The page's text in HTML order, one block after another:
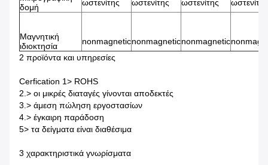
δομή
ωστενίτης ωστενίτης ωστενίτης ωστενίτης
Μαγνητική
ιδιοκτησία
nonmagneticnonmagneticnonmagnetic
2 προϊόντα και υπηρεσίες
Cerfication 1> ROHS
2.> οι μικρές διαταγές γίνονται αποδεκτές
3.> άμεση πώληση εργοστασίων
4.> έγκαιρη παράδοση
5> τα δείγματα είναι διαθέσιμα
3 χαρακτηριστικά γνωρίσματα